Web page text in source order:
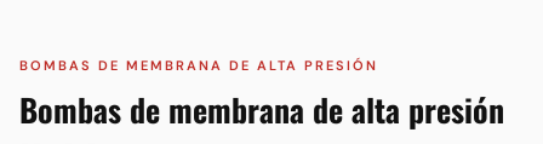
BOMBAS DE MEMBRANA DE ALTA PRESIÓN
Bombas de membrana de alta presión